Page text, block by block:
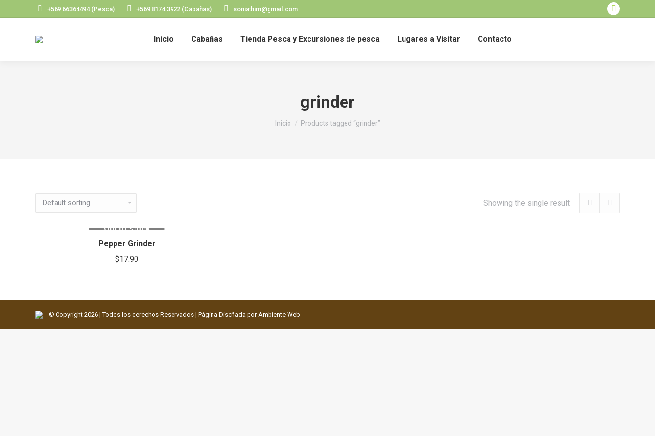
+569 66364494 (Pesca) +569 8174 3922 (Cabañas) soniathim@gmail.com
Facebook
Inicio Cabañas Tienda Pesca y Excursiones de pesca Lugares a Visitar Contacto
grinder
Estás aquí:
Inicio Products tagged “grinder”
Showing the single result
Out of stock
Pepper Grinder
$17.90
©️ Copyright 2026 | Todos los derechos Reservados | Página Diseñada porAmbiente Web